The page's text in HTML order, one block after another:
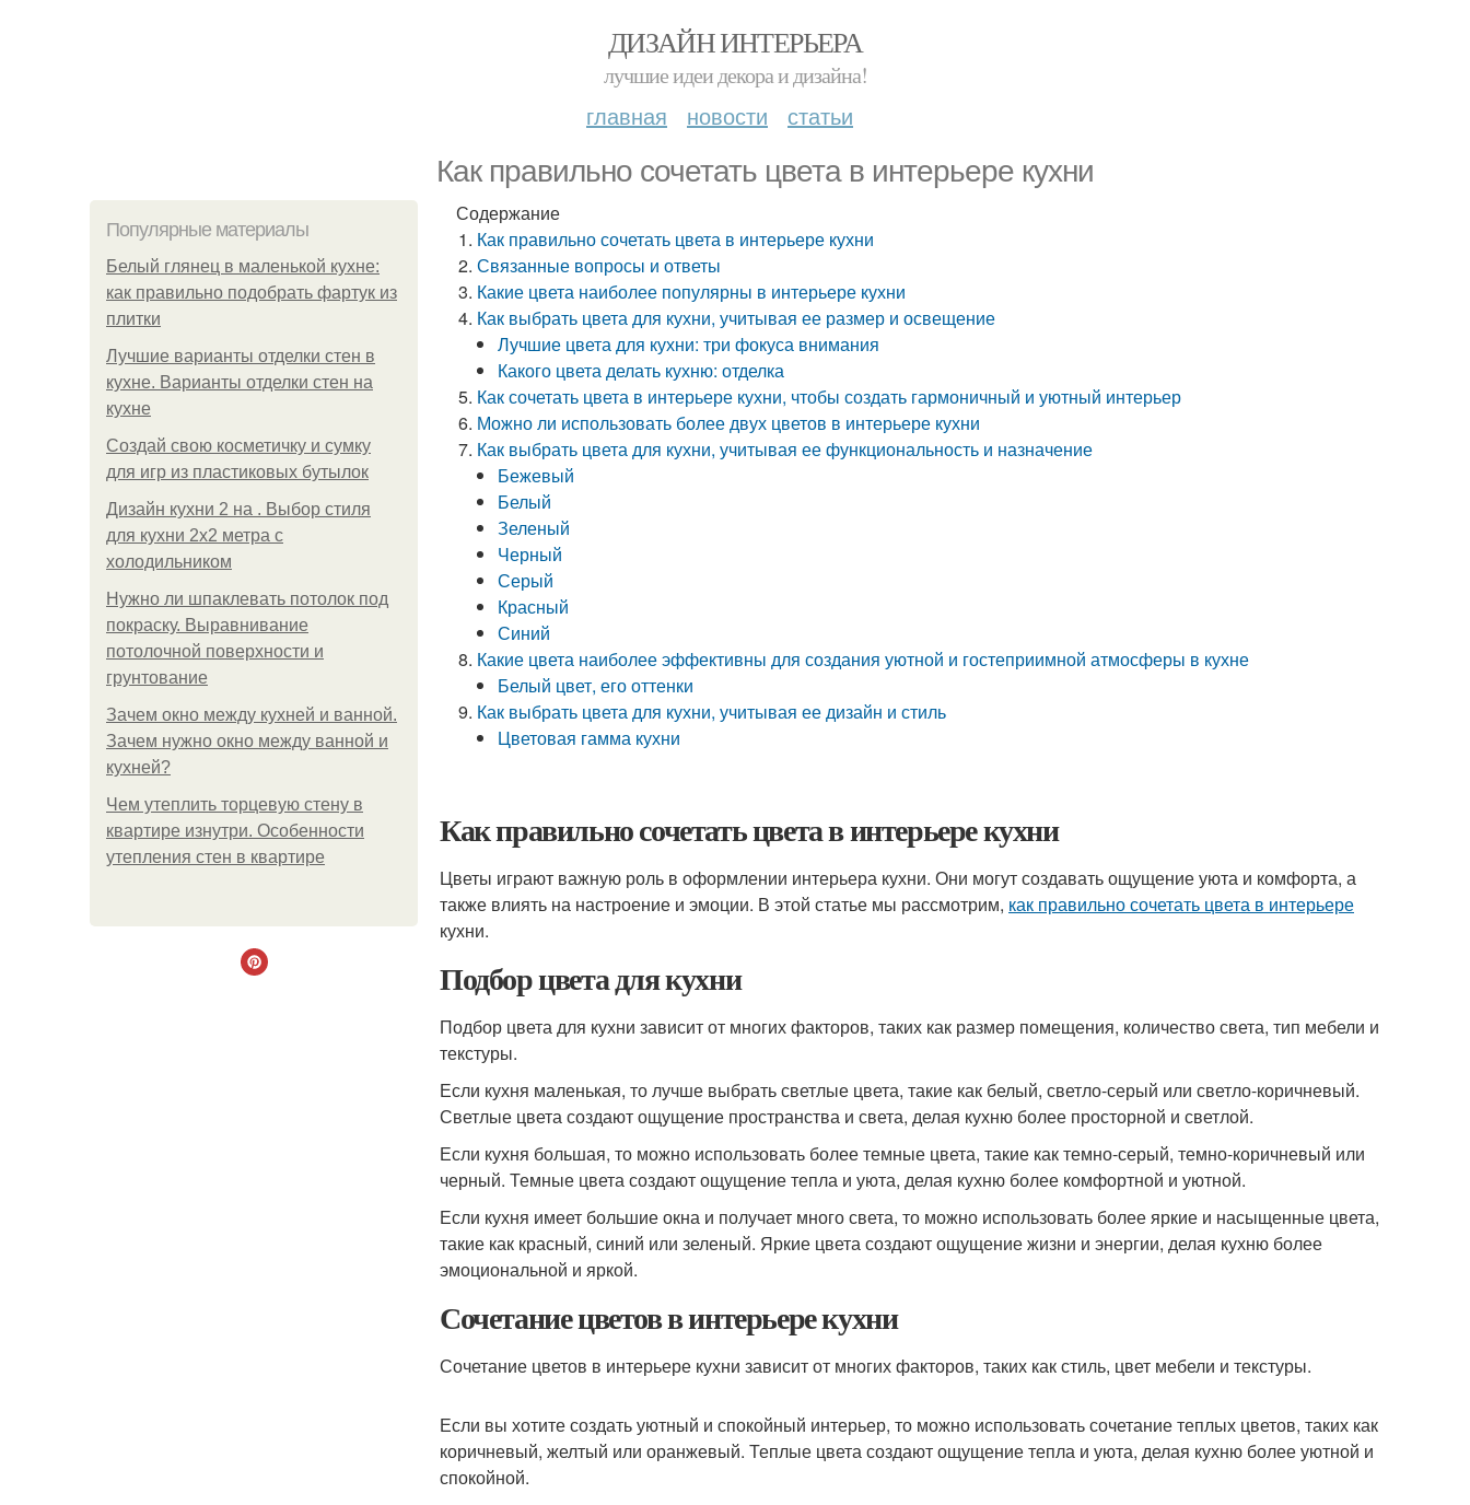
ДИЗАЙН ИНТЕРЬЕРА
лучшие идеи декора и дизайна!
главная новости статьи
Как правильно сочетать цвета в интерьере кухни
Популярные материалы
Белый глянец в маленькой кухне:
как правильно подобрать фартук из
плитки
Лучшие варианты отделки стен в
кухне. Варианты отделки стен на
кухне
Создай свою косметичку и сумку
для игр из пластиковых бутылок
Дизайн кухни 2 на . Выбор стиля
для кухни 2х2 метра с
холодильником
Нужно ли шпаклевать потолок под
покраску. Выравнивание
потолочной поверхности и
грунтование
Зачем окно между кухней и ванной.
Зачем нужно окно между ванной и
кухней?
Чем утеплить торцевую стену в
квартире изнутри. Особенности
утепления стен в квартире
Содержание
Как правильно сочетать цвета в интерьере кухни
Связанные вопросы и ответы
Какие цвета наиболее популярны в интерьере кухни
Как выбрать цвета для кухни, учитывая ее размер и освещение
Лучшие цвета для кухни: три фокуса внимания
Какого цвета делать кухню: отделка
Как сочетать цвета в интерьере кухни, чтобы создать гармоничный и уютный интерьер
Можно ли использовать более двух цветов в интерьере кухни
Как выбрать цвета для кухни, учитывая ее функциональность и назначение
Бежевый
Белый
Зеленый
Черный
Серый
Красный
Синий
Какие цвета наиболее эффективны для создания уютной и гостеприимной атмосферы в кухне
Белый цвет, его оттенки
Как выбрать цвета для кухни, учитывая ее дизайн и стиль
Цветовая гамма кухни
Как правильно сочетать цвета в интерьере кухни
Цветы играют важную роль в оформлении интерьера кухни. Они могут создавать ощущение уюта и комфорта, а
также влиять на настроение и эмоции. В этой статье мы рассмотрим, как правильно сочетать цвета в интерьере
кухни.
Подбор цвета для кухни
Подбор цвета для кухни зависит от многих факторов, таких как размер помещения, количество света, тип мебели и
текстуры.
Если кухня маленькая, то лучше выбрать светлые цвета, такие как белый, светло-серый или светло-коричневый.
Светлые цвета создают ощущение пространства и света, делая кухню более просторной и светлой.
Если кухня большая, то можно использовать более темные цвета, такие как темно-серый, темно-коричневый или
черный. Темные цвета создают ощущение тепла и уюта, делая кухню более комфортной и уютной.
Если кухня имеет большие окна и получает много света, то можно использовать более яркие и насыщенные цвета,
такие как красный, синий или зеленый. Яркие цвета создают ощущение жизни и энергии, делая кухню более
эмоциональной и яркой.
Сочетание цветов в интерьере кухни
Сочетание цветов в интерьере кухни зависит от многих факторов, таких как стиль, цвет мебели и текстуры.
Если вы хотите создать уютный и спокойный интерьер, то можно использовать сочетание теплых цветов, таких как
коричневый, желтый или оранжевый. Теплые цвета создают ощущение тепла и уюта, делая кухню более уютной и
спокойной.